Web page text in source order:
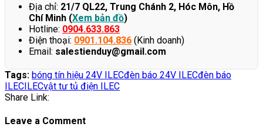
Địa chỉ: 21/7 QL22, Trung Chánh 2, Hóc Môn, Hồ
Chí Minh (Xem bản đồ)
Hotline: 0904.633.863
Điện thoại: 0901.104.836 (Kinh doanh)
Email: salestienduy@gmail.com
Tags: bóng tín hiệu 24V ILECđèn báo 24V ILECđèn báo
ILECILECvật tư tủ điện ILEC
Share Link:
Leave a Comment